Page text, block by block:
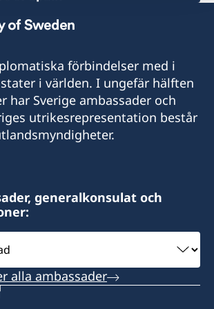
konsulat
639 7108
Old Grange
08.00-18.00
konsulat
kl. 09.00-16.00
förbindelser med i
i världen. I ungefär hälften
har Sverige ambassader och
utrikesrepresentation består
generalkonsulat och
alla ambassader